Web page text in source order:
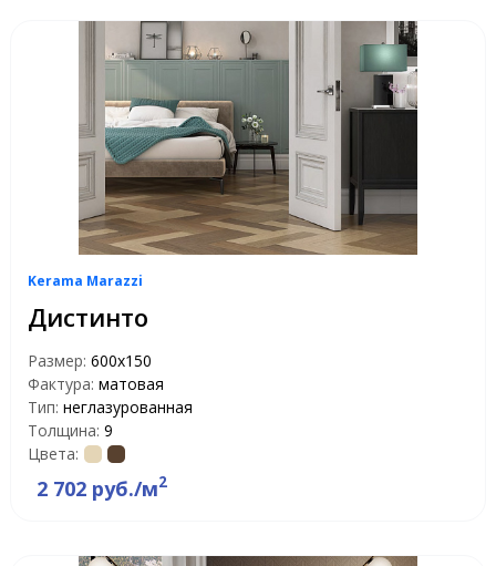
Kerama Marazzi
Дистинто
Размер: 600x150
Фактура: матовая
Тип: неглазурованная
Толщина: 9
Цвета:
2 702 руб./м2